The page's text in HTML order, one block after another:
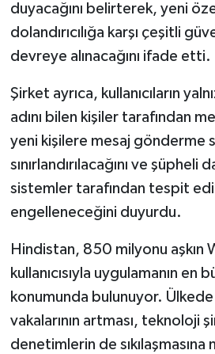
duyacağını belirterek, yeni
dolandırıcılığa karşı çeşitli
devreye alınacağını ifade etti.
Şirket ayrıca, kullanıcıların
adını bilen kişiler tarafından
yeni kişilere mesaj gönderme
sınırlandırılacağını ve şüpheli
sistemler tarafından tespit
engelleneceğini duyurdu.
Hindistan, 850 milyonu aşkın
kullanıcısıyla uygulamanın en
konumunda bulunuyor. Ülkede
vakalarının artması, teknoloji
denetimlerin de